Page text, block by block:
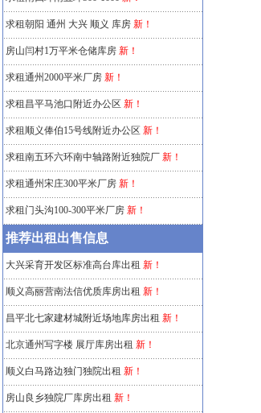
求租朝阳 通州 大兴 顺义 库房 新！
房山闫村1万平米仓储库房 新！
求租通州2000平米厂房 新！
求租昌平马池口附近办公区 新！
求租顺义俸伯15号线附近办公区 新！
求租南五环六环南中轴路附近独院厂 新！
求租通州宋庄300平米厂房 新！
求租门头沟100-300平米厂房 新！
推荐出租出售信息
大兴采育开发区标准高台库出租 新！
顺义高丽营南法信优质库房出租 新！
昌平北七家建材城附近场地库房出租 新！
北京通州写字楼 展厅库房出租 新！
顺义白马路边独门独院出租 新！
房山良乡独院厂库房出租 新！